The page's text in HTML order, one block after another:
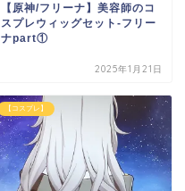
【原神/フリーナ】美容師のコ
スプレウィッグセット-フリー
ナpart①
2025年1月21日
【コスプレ】